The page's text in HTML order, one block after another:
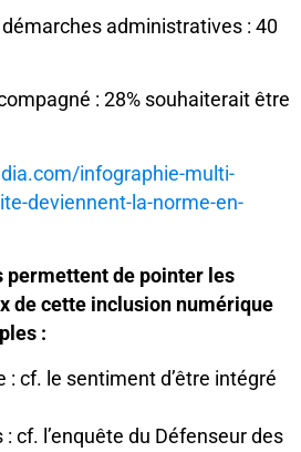
démarches administratives : 40
: 28% souhaiterait être
infographie-multi-
deviennent-la-norme-en-
permettent de pointer les
de cette inclusion numérique
:
: cf. le sentiment d’être intégré
cf. l’enquête du Défenseur des